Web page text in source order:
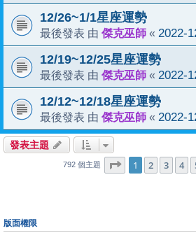
12/26~1/1星座運勢
最後發表 由 傑克巫師 « 2022-
12/19~12/25星座運勢
最後發表 由 傑克巫師 « 2022-
12/12~12/18星座運勢
最後發表 由 傑克巫師 « 2022-
發表主題
792 個主題 第1 頁 (共 16頁
1 2 3 4
版面權限